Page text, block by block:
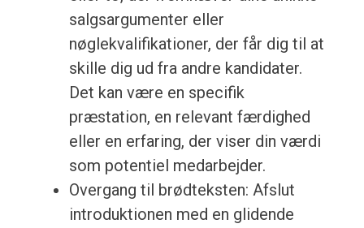
salgsargumenter eller
nøglekvalifikationer, der får dig til at
skille dig ud fra andre kandidater.
Det kan være en specifik
præstation, en relevant færdighed
eller en erfaring, der viser din værdi
som potentiel medarbejder.
Overgang til brødteksten: Afslut
introduktionen med en glidende